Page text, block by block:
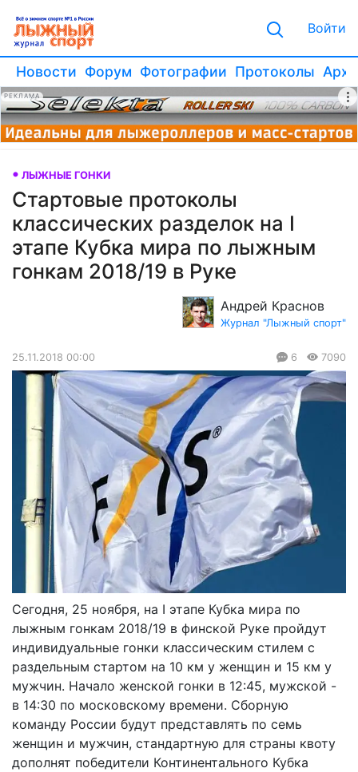
Войти
Новости Форум Фотографии Протоколы
РЕКЛАМА
ЛЫЖНЫЕ ГОНКИ
Стартовые протоколы
классических разделок на I
этапе Кубка мира по лыжным
гонкам 2018/19 в Руке
Андрей Краснов
Журнал "Лыжный спорт"
25.11.2018 00:00 6 7090
Сегодня, 25 ноября, на I этапе Кубка мира по
лыжным гонкам 2018/19 в финской Руке пройдут
индивидуальные гонки классическим стилем с
раздельным стартом на 10 км у женщин и 15 км у
мужчин. Начало женской гонки в 12:45, мужской -
в 14:30 по московскому времени. Сборную
команду России будут представлять по семь
женщин и мужчин, стандартную для страны квоту
дополнят победители Континентального Кубка